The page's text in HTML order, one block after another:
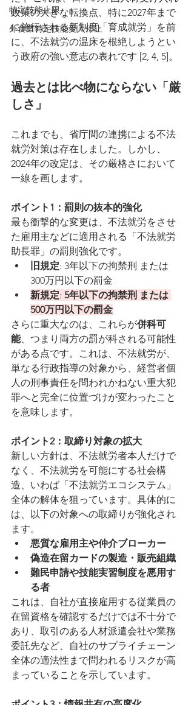
特定技能上限
外食業特定技能受入停止
政策の大きな転換点、特に2027年まで
に施行される新制度「育成就労」を前
に、不法就労の温床を根絶しようとい
う政府の強い意志の表れです [2, 4, 5]。
過去とは比べ物にならない「厳
しさ」
これまでも、省庁間の連携による不法
就労対策は存在しました。しかし、
2024年の改定は、その厳格さにおいて
一線を画します。
ポイント1：罰則の抜本的強化
最も衝撃的な変更は、不法就労をさせ
た雇用主などに適用される「不法就労
助長罪」の罰則強化です。
旧規定: 3年以下の拘禁刑 または
300万円以下の罰金
新規定: 5年以下の拘禁刑 または
500万円以下の罰金
さらに重大なのは、これらが併科可
能、つまり両方の罰が科される可能性
がある点です。これは、不法就労が、
単なる行政指導の対象から、経営者個
人の刑事責任を問われかねない重大犯
罪へと完全に位置づけが変わったこと
を意味します。
ポイント2：取締り対象の拡大
新しい方針は、不法就労者本人だけで
なく、不法就労を可能にする社会構
造、いわば「不法就労エコシステム」
全体の解体を狙っています。具体的に
は、以下の対象への取締りが強化され
ます。
悪質な雇用主や仲介ブローカー
偽造在留カードの製造・販売組織
難民申請や技能実習制度を悪用す
る者
これは、自社が直接雇用する従業員の
在留資格を確認するだけでは不十分で
あり、取引のある人材派遣会社や業務
委託先など、自社のサプライチェーン
全体の適法性まで問われるリスクが高
まっていることを示しています。